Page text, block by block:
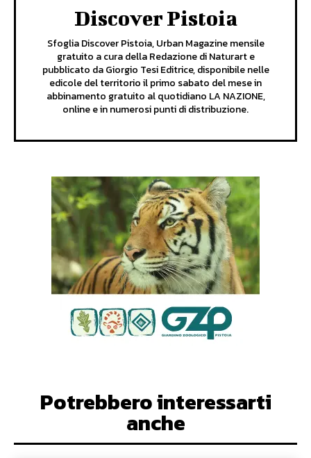
Discover Pistoia
Sfoglia Discover Pistoia, Urban Magazine mensile
gratuito a cura della Redazione di Naturart e
pubblicato da Giorgio Tesi Editrice, disponibile nelle
edicole del territorio il primo sabato del mese in
abbinamento gratuito al quotidiano LA NAZIONE,
online e in numerosi punti di distribuzione.
Potrebbero interessarti
anche